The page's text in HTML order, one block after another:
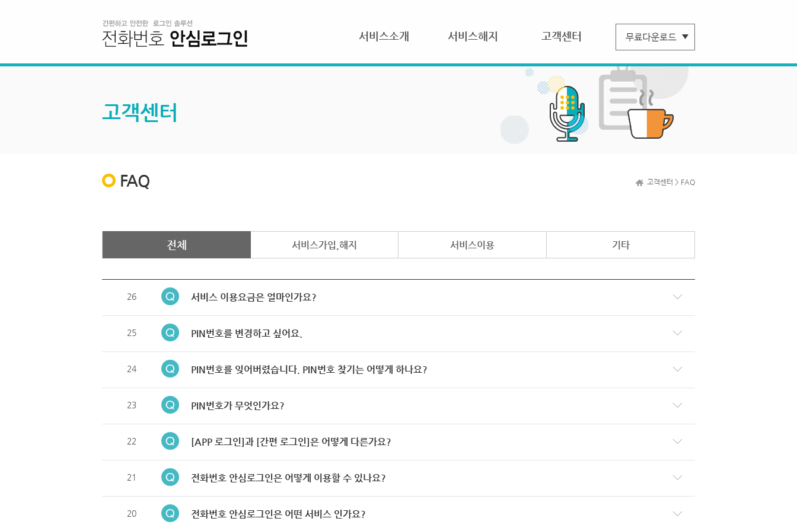
서비스소개 서비스해지 고객센터
고객센터
FAQ 고객센터 > FAQ
전체 서비스가입,해지 서비스이용 기타
26 서비스 이용요금은 얼마인가요?
25 PIN번호를 변경하고 싶어요.
24 PIN번호를 잊어버렸습니다. PIN번호 찾기는 어떻게 하나요?
23 PIN번호가 무엇인가요?
22 [APP 로그인]과 [간편 로그인]은 어떻게 다른가요?
21 전화번호 안심로그인은 어떻게 이용할 수 있나요?
20 전화번호 안심로그인은 어떤 서비스 인가요?